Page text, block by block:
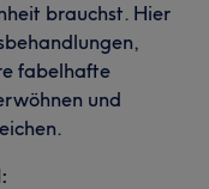
brauchst. Hier
fabelhafte
und